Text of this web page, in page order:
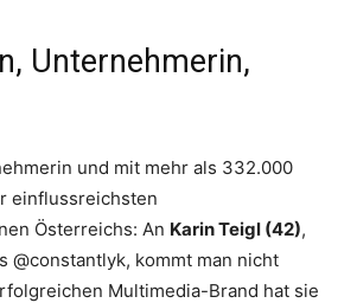
Unternehmerin,
und mit mehr als 332.000
einflussreichsten
Österreichs: An Karin Teigl (42),
@constantlyk, kommt man nicht
Multimedia-Brand hat sie